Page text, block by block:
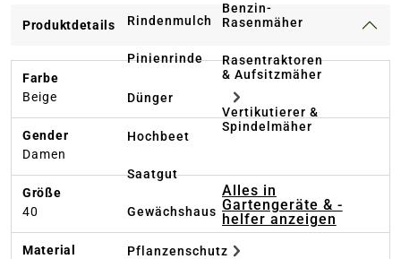
Rindenmulch
Pinienrinde
Dünger
Hochbeet
Saatgut
Gewächshaus
Pflanzenschutz
Benzin-
Rasenmäher
Rasentraktoren
& Aufsitzmäher
Vertikutierer &
Spindelmäher
Alles in
Gartengeräte & -
helfer anzeigen
Produktdetails
Farbe
Beige
Gender
Damen
Größe
40
Material